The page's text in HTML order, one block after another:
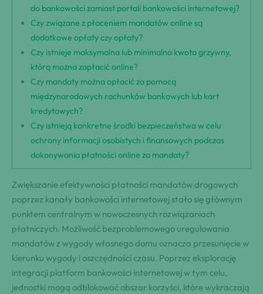
do bankowości zamiast portali bankowości internetowej?
Czy związane z płaceniem mandatów online są
dodatkowe opłaty czy opłaty?
Czy istnieje maksymalna lub minimalna kwota grzywny,
którą można zapłacić online?
Czy mandaty można opłacić za pomocą
międzynarodowych rachunków bankowych lub kart
kredytowych?
Czy istnieją konkretne środki bezpieczeństwa w celu
ochrony informacji osobistych i finansowych podczas
dokonywania płatności online za mandaty?
Zwiększanie efektywności płatności mandatów drogowych
poprzez kanały bankowości internetowej stało się głównym
punktem centralnym w nowoczesnych rozwiązaniach
płatniczych. Możliwość bezproblemowego uregulowania
mandatów z wygody własnego domu oznacza przesunięcie w
kierunku wygody i oszczędności czasu. Poprzez eksplorację
integracji platform bankowości internetowej w tym celu,
jednostki mogą odblokować obszar korzyści, które wykraczają